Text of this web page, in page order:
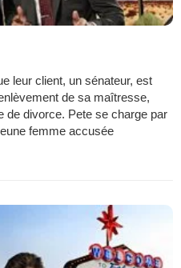
leur client, un sénateur, est
de sa maîtresse,
de divorce. Pete se charge par
femme accusée